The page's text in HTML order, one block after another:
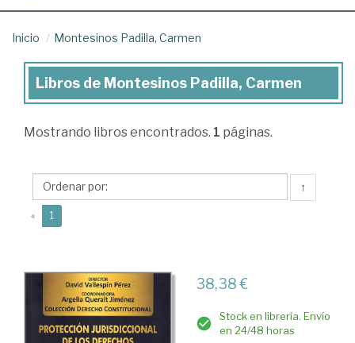
Inicio Montesinos Padilla, Carmen
Libros
Montesinos
Carmen
Libros de Montesinos Padilla, Carmen
Mostrando libros encontrados. 1 páginas.
↑
« 1
38,38 €
Stock en librería. Envío
en 24/48 horas